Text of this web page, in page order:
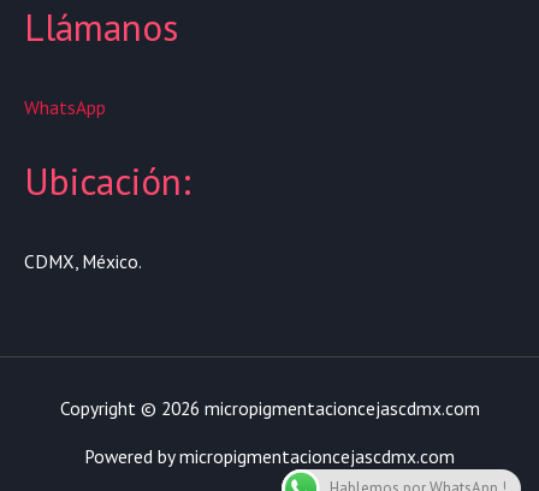
Llámanos
WhatsApp
Ubicación:
CDMX, México.
Copyright © 2026 micropigmentacioncejascdmx.com
Powered by micropigmentacioncejascdmx.com